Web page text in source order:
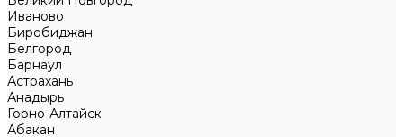
Иваново
Биробиджан
Белгород
Барнаул
Астрахань
Анадырь
Горно-Алтайск
Абакан